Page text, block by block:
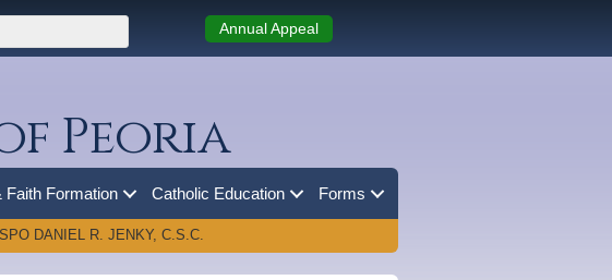
Annual Appeal
Peoria
Faith Formation Catholic Education Forms
DANIEL R. JENKY, C.S.C.